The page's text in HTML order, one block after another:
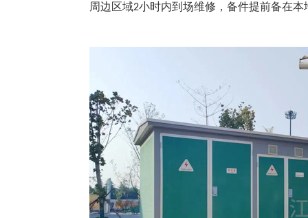
周边区域2小时内到场维修，备件提前备在